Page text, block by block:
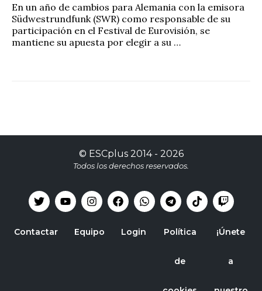
En un año de cambios para Alemania con la emisora
Südwestrundfunk (SWR) como responsable de su
participación en el Festival de Eurovisión, se
mantiene su apuesta por elegir a su …
© ESCplus2014 - 2026
Todos los derechos reservados.
Contactar Equipo Login Política
de
¡Únete
a